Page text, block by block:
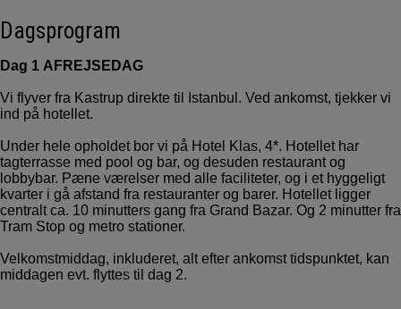
Dagsprogram
Dag 1 AFREJSEDAG
Vi flyver fra Kastrup direkte til Istanbul. Ved ankomst, tjekker vi
ind på hotellet.
Under hele opholdet bor vi på Hotel Klas, 4*. Hotellet har
tagterrasse med pool og bar, og desuden restaurant og
lobbybar. Pæne værelser med alle faciliteter, og i et hyggeligt
kvarter i gå afstand fra restauranter og barer. Hotellet ligger
centralt ca. 10 minutters gang fra Grand Bazar. Og 2 minutter fra
Tram Stop og metro stationer.
Velkomstmiddag, inkluderet, alt efter ankomst tidspunktet, kan
middagen evt. flyttes til dag 2.